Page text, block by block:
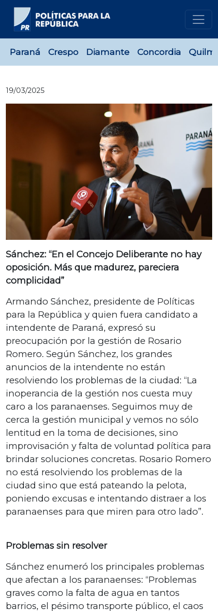
Paraná Crespo Diamante Concordia
19/03/2025
Sánchez: “En el Concejo Deliberante no hay
oposición. Más que madurez, pareciera
complicidad”
Armando Sánchez, presidente de Políticas
para la República y quien fuera candidato a
intendente de Paraná, expresó su
preocupación por la gestión de Rosario
Romero. Según Sánchez, los grandes
anuncios de la intendente no están
resolviendo los problemas de la ciudad: “La
inoperancia de la gestión nos cuesta muy
caro a los paranaenses. Seguimos muy de
cerca la gestión municipal y vemos no sólo
lentitud en la toma de decisiones, sino
improvisación y falta de voluntad política para
brindar soluciones concretas. Rosario Romero
no está resolviendo los problemas de la
ciudad sino que está pateando la pelota,
poniendo excusas e intentando distraer a los
paranaenses para que miren para otro lado”.
Problemas sin resolver
Sánchez enumeró los principales problemas
que afectan a los paranaenses: “Problemas
graves como la falta de agua en tantos
barrios, el pésimo transporte público, el caos